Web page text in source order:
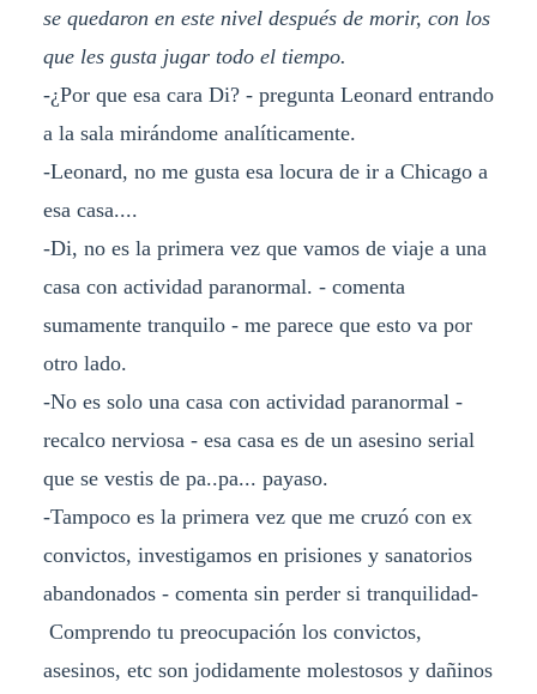
se quedaron en este nivel después de morir, con los
que les gusta jugar todo el tiempo.
-¿Por que esa cara Di? - pregunta Leonard entrando
a la sala mirándome analíticamente.
-Leonard, no me gusta esa locura de ir a Chicago a
esa casa....
-Di, no es la primera vez que vamos de viaje a una
casa con actividad paranormal. - comenta
sumamente tranquilo - me parece que esto va por
otro lado.
-No es solo una casa con actividad paranormal -
recalco nerviosa - esa casa es de un asesino serial
que se vestis de pa..pa... payaso.
-Tampoco es la primera vez que me cruzó con ex
convictos, investigamos en prisiones y sanatorios
abandonados - comenta sin perder si tranquilidad-
Comprendo tu preocupación los convictos,
asesinos, etc son jodidamente molestosos y dañinos